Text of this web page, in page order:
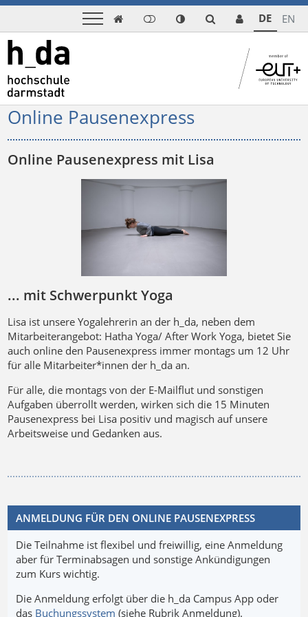
 DE EN
Online Pausenexpress
Online Pausenexpress mit Lisa
... mit Schwerpunkt Yoga
Lisa ist unsere Yogalehrerin an der h_da, neben dem
Mitarbeiterangebot: Hatha Yoga/ After Work Yoga, bietet Sie
auch online den Pausenexpress immer montags um 12 Uhr
für alle Mitarbeiter*innen der h_da an.
Für alle, die montags von der E-Mailflut und sonstigen
Aufgaben überrollt werden, wirken sich die 15 Minuten
Pausenexpress bei Lisa positiv und magisch auf unsere
Arbeitsweise und Gedanken aus.
ANMELDUNG FÜR DEN ONLINE PAUSENEXPRESS
Die Teilnahme ist flexibel und freiwillig, eine Anmeldung
aber für Terminabsagen und sonstige Ankündigungen
zum Kurs wichtig.
Die Anmeldung erfolgt über die h_da Campus App oder
das Buchungssystem (siehe Rubrik Anmeldung).